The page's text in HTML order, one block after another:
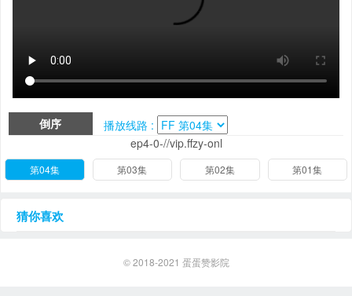
倒序
播放线路 :
ep4-0-//vip.ffzy-onl
第04集 第03集 第02集 第01集
猜你喜欢
© 2018-2021 蛋蛋赞影院